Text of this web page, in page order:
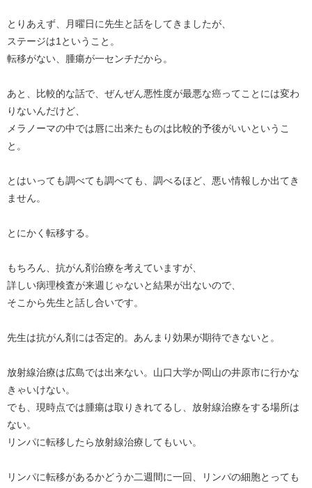
とりあえず、月曜日に先生と話をしてきましたが、
ステージは1ということ。
転移がない、腫瘍が一センチだから。
あと、比較的な話で、ぜんぜん悪性度が最悪な癌ってことには変わ
りないんだけど、
メラノーマの中では唇に出来たものは比較的予後がいいというこ
と。
とはいっても調べても調べても、調べるほど、悪い情報しか出てき
ません。
とにかく転移する。
もちろん、抗がん剤治療を考えていますが、
詳しい病理検査が来週じゃないと結果が出ないので、
そこから先生と話し合いです。
先生は抗がん剤には否定的。あんまり効果が期待できないと。
放射線治療は広島では出来ない。山口大学か岡山の井原市に行かな
きゃいけない。
でも、現時点では腫瘍は取りきれてるし、放射線治療をする場所は
ない。
リンパに転移したら放射線治療してもいい。
リンパに転移があるかどうか二週間に一回、リンパの細胞とっても